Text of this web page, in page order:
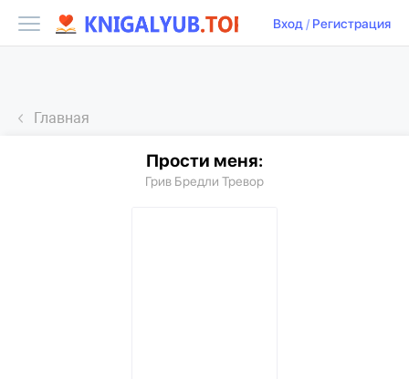
Вход/ Регистрация
Главная
Прости меня:
Грив Бредли Тревор